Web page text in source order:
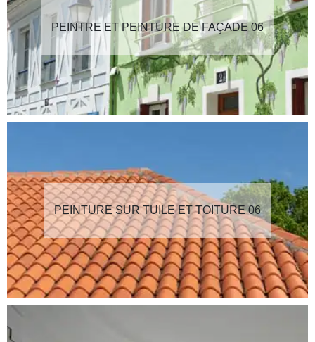
PEINTRE ET PEINTURE DE FAÇADE 06
PEINTURE SUR TUILE ET TOITURE 06